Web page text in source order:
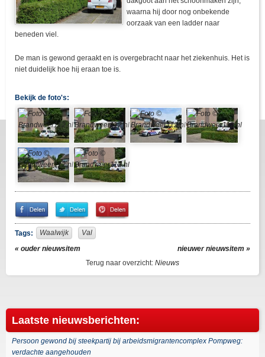
waarna hij door nog onbekende
oorzaak van een ladder naar
beneden viel.
De man is gewond geraakt en is overgebracht naar het ziekenhuis. Het is
niet duidelijk hoe hij eraan toe is.
Bekijk de foto's:
Share
on
Facebook
Share
on
Twitter
Pin
It!
Tags: Waalwijk
Val
« ouder nieuwsitem
nieuwer nieuwsitem »
Terug naar overzicht: Nieuws
Laatste nieuwsberichten:
Persoon gewond bij steekpartij bij arbeidsmigrantencomplex Pompweg:
verdachte aangehouden